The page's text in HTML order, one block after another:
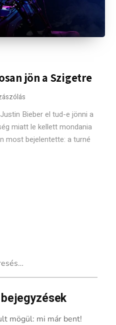
jön a Szigetre
Bieber el tud-e jönni a
miatt le kellett mondania
most bejelentette: a turné
mögül: mi már bent!